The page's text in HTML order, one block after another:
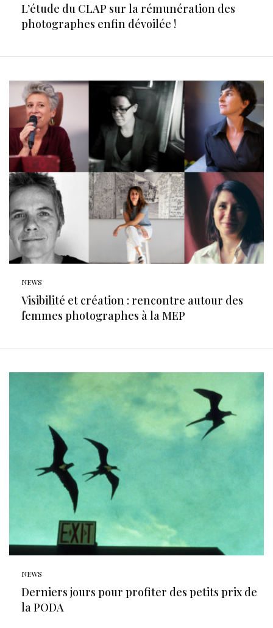
L’étude du CLAP sur la rémunération des
photographes enfin dévoilée !
NEWS
Visibilité et création : rencontre autour des
femmes photographes à la MEP
NEWS
Derniers jours pour profiter des petits prix de
la PODA